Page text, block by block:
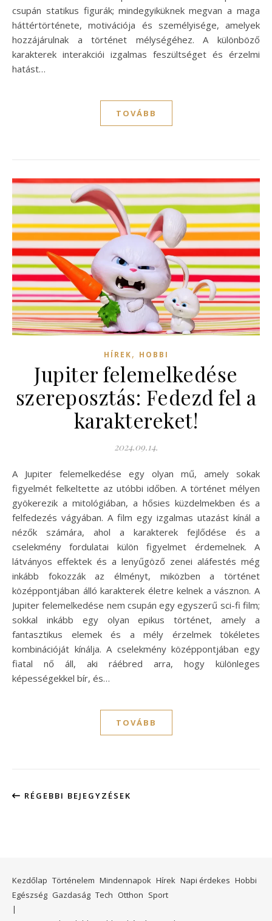
csupán statikus figurák; mindegyiküknek megvan a maga
háttértörténete, motivációja és személyisége, amelyek
hozzájárulnak a történet mélységéhez. A különböző
karakterek interakciói izgalmas feszültséget és érzelmi
hatást…
TOVÁBB
HÍREK, HOBBI
Jupiter felemelkedése
szereposztás: Fedezd fel a
karaktereket!
2024.09.14.
A Jupiter felemelkedése egy olyan mű, amely sokak
figyelmét felkeltette az utóbbi időben. A történet mélyen
gyökerezik a mitológiában, a hősies küzdelmekben és a
felfedezés vágyában. A film egy izgalmas utazást kínál a
nézők számára, ahol a karakterek fejlődése és a
cselekmény fordulatai külön figyelmet érdemelnek. A
látványos effektek és a lenyűgöző zenei aláfestés még
inkább fokozzák az élményt, miközben a történet
középpontjában álló karakterek életre kelnek a vásznon. A
Jupiter felemelkedése nem csupán egy egyszerű sci-fi film;
sokkal inkább egy olyan epikus történet, amely a
fantasztikus elemek és a mély érzelmek tökéletes
kombinációját kínálja. A cselekmény középpontjában egy
fiatal nő áll, aki ráébred arra, hogy különleges
képességekkel bír, és…
TOVÁBB
RÉGEBBI BEJEGYZÉSEK
Kezdőlap Történelem Mindennapok Hírek Napi érdekes Hobbi
Egészség Gazdaság Tech Otthon Sport